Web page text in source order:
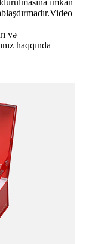
imkan
və
haqqında